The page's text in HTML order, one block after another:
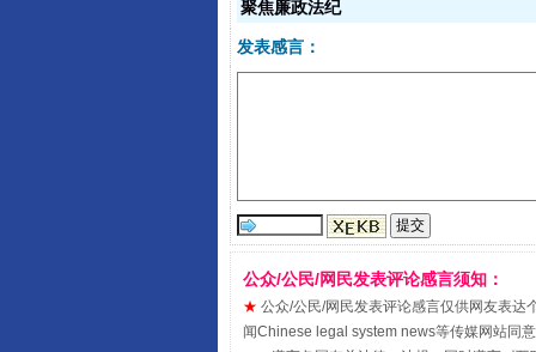
聚焦廉政法纪
发表感言：
公众/公民/网民发表评论感言须知：
★ 公众/公民/网民发表评论感言仅供网友表
闻Chinese legal system news等传媒网站同